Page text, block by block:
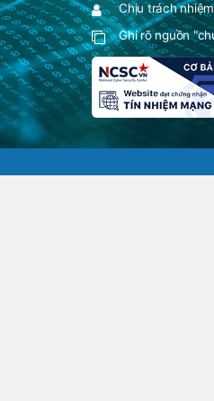
Chịu trách
Ghi rõ nguồn